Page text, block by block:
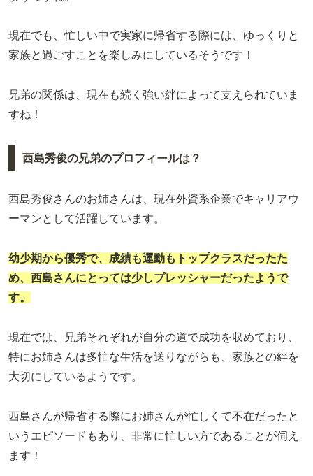
現在でも、忙しい中で実家に帰省する際には、ゆっくりと
家族と過ごすことを楽しみにしているそうです！
兄弟の関係は、現在も続く強い絆によって支えられていま
すね！
西島秀俊の兄弟のプロフィールは？
西島秀俊さんのお姉さんは、現在外資系企業でキャリアウ
ーマンとして活躍しています。
幼少期から優秀で、成績も運動もトップクラスだったた
め、西島さんにとっては少しプレッシャーだったようで
す。
現在では、兄弟それぞれが自分の道で成功を収めており、
特にお姉さんは多忙な生活を送りながらも、家族との絆を
大切にしているようです。
西島さんが帰省する際にお姉さんが忙しくて不在だったと
いうエピソードもあり、非常に忙しい方であることが伺え
ます！